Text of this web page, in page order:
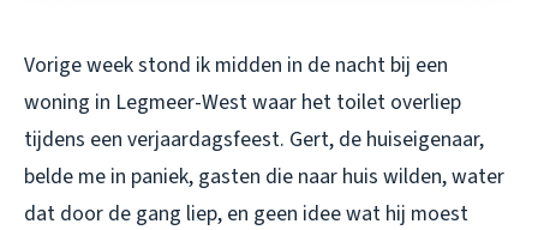
Vorige week stond ik midden in de nacht bij een
woning in Legmeer-West waar het toilet overliep
tijdens een verjaardagsfeest. Gert, de huiseigenaar,
belde me in paniek, gasten die naar huis wilden, water
dat door de gang liep, en geen idee wat hij moest